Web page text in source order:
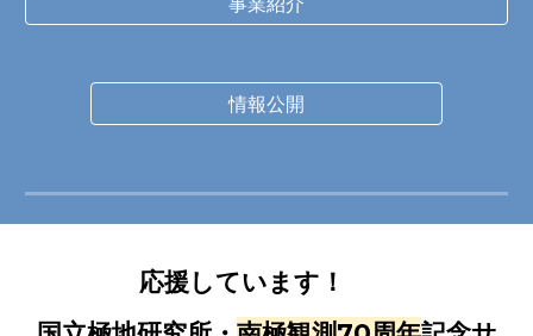
情報公開
応援しています！